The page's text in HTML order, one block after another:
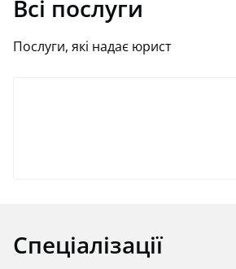
Всі послуги
Послуги, які надає юрист
Спеціалізації